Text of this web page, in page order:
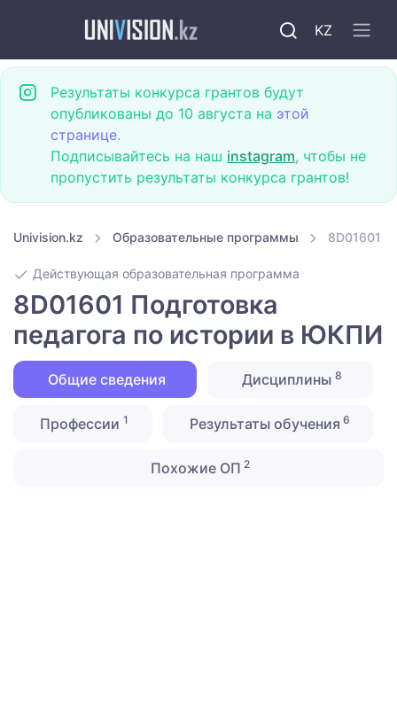
KZ
Результаты конкурса грантов будут
опубликованы до 10 августа на этой
странице.
Подписывайтесь на наш instagram, чтобы не
пропустить результаты конкурса грантов!
Univision.kz Образовательные программы 8D01601
Действующая образовательная программа
8D01601 Подготовка
педагога по истории в ЮКПИ
Общие сведения Дисциплины 8
Профессии1 Результаты обучения 6
Похожие ОП 2